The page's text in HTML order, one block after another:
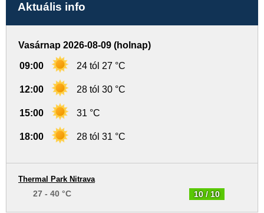
Aktuális info
Vasárnap 2026-08-09 (holnap)
09:00 24 tól 27 °C
12:00 28 tól 30 °C
15:00 31 °C
18:00 28 tól 31 °C
10 / 10
Thermal Park Nitrava
27 - 40 °C